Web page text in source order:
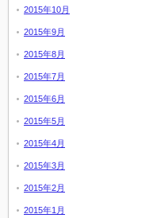
2015年10月
2015年9月
2015年8月
2015年7月
2015年6月
2015年5月
2015年4月
2015年3月
2015年2月
2015年1月